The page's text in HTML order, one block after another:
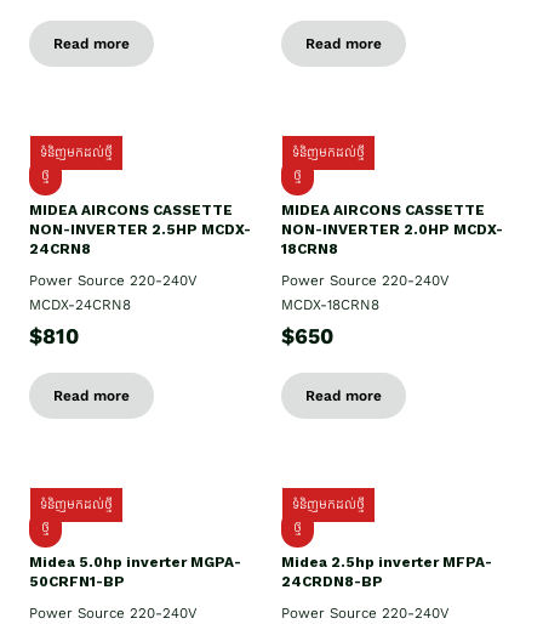
Read more Read more
ទំនិញមកដល់ថ្មី
ថ្មី
MIDEA AIRCONS CASSETTE
NON-INVERTER 2.5HP MCDX-
24CRN8
Power Source 220-240V
MCDX-24CRN8
$810
Read more
ទំនិញមកដល់ថ្មី
ថ្មី
MIDEA AIRCONS CASSETTE
NON-INVERTER 2.0HP MCDX-
18CRN8
Power Source 220-240V
MCDX-18CRN8
$650
Read more
ទំនិញមកដល់ថ្មី
ថ្មី
Midea 5.0hp inverter MGPA-
50CRFN1-BP
Power Source 220-240V
ទំនិញមកដល់ថ្មី
ថ្មី
Midea 2.5hp​ inverter MFPA-
24CRDN8-BP
Power Source 220-240V